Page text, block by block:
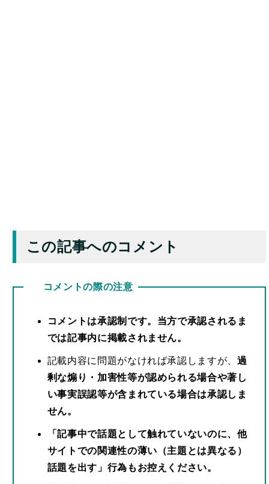
この記事へのコメント
コメントの際の注意
コメントは承認制です。当方で承認されるま
では記事内に掲載されません。
記載内容に問題がなければ承認しますが、 過
剰な煽り・加害性等が認められる場合や著し
い事実誤認等が含まれている場合は承認しま
せん。
「記事中で話題として触れていないのに、他
サイトでの関連性の薄い（主題とは異なる）
話題を出す」行為もお控えください。